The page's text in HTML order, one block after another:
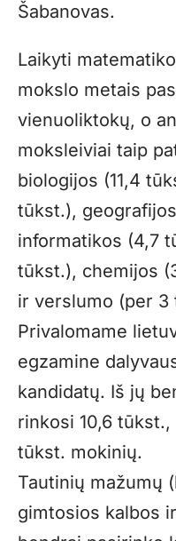
Šabanovas.
Laikyti
mokslo metais
vienuoliktokų, o
moksleiviai taip
biologijos (11,4
tūkst.),
informatikos (4,7
tūkst.), chemijos
ir verslumo (per 3
Privalomame
egzamine
kandidatų. Iš jų
rinkosi 10,6
tūkst. mokinių.
Tautinių mažumų
gimtosios kalbos